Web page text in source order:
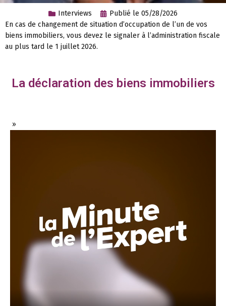
Interviews Publié le 05/28/2026
En cas de changement de situation d’occupation de l’un de vos
biens immobiliers, vous devez le signaler à l’administration fiscale
au plus tard le 1 juillet 2026.
La déclaration des biens immobiliers
»